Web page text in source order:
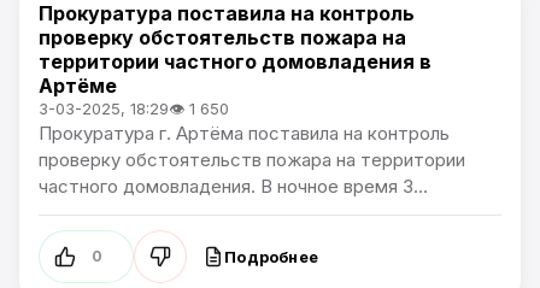
Сообщения о ЧС и погодных явлениях.
Прокуратура поставила на контроль
проверку обстоятельств пожара на
территории частного домовладения в
Артёме
3-03-2025, 18:29👁 1 650
Прокуратура г. Артёма поставила на контроль
проверку обстоятельств пожара на территории
частного домовладения. В ночное время 3...
0 Подробнее